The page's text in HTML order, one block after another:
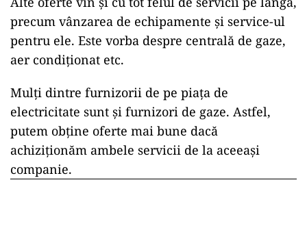
precum vânzarea de echipamente și service-ul
pentru ele. Este vorba despre centrală de gaze,
aer condiționat etc.
Mulți dintre furnizorii de pe piața de
electricitate sunt și furnizori de gaze. Astfel,
putem obține oferte mai bune dacă
achiziționăm ambele servicii de la aceeași
companie.